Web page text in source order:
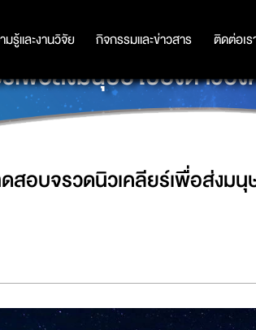
มรู้และงานวิจัย กิจกรรมและข่าวสาร ติดต่อเ
รู้และงานวิจัย กิจกรรมและข่าวสาร ติดต่อเร
พื่อส่งมนุษย์ไปยังดาวอัง
สอบจรวดนิวเคลียร์เพื่อส่งมนุ